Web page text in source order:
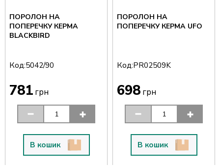
ПОРОЛОН НА
ПОПЕРЕЧКУ КЕРМА
BLACKBIRD
Код:5042/90
781 грн
В кошик
ПОРОЛОН НА
ПОПЕРЕЧКУ КЕРМА UFO
Код:PR02509K
698 грн
В кошик